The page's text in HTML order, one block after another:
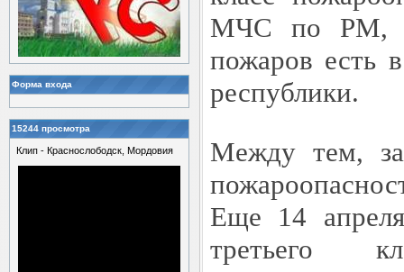
Форма входа
15244 просмотра
Клип - Краснослободск, Мордовия
МЧС по РМ,
пожаров есть
республики.
Между тем,
Еще 14
третьего